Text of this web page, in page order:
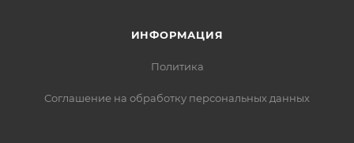
ИНФОРМАЦИЯ
Политика
Соглашение на обработку персональных данных